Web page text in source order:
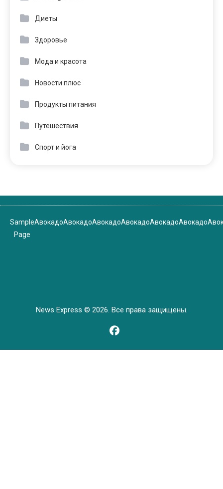
Диеты
Здоровье
Мода и красота
Новости плюс
Продукты питания
Путешествия
Спорт и йога
Sample
Page
АвокадоАвокадоАвокадоАвокадоАвокадоАвокадо
News Express © 2026. Все права защищены.